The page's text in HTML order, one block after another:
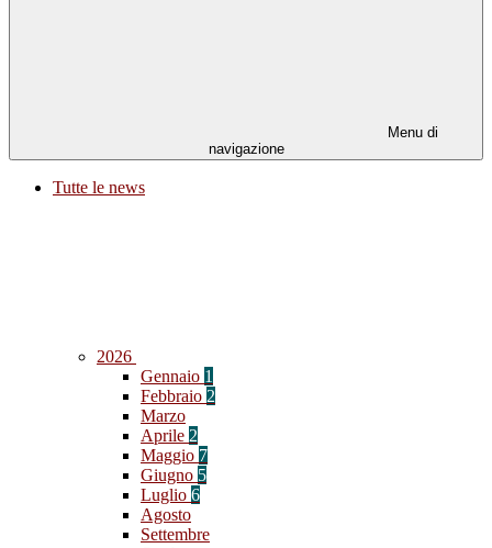
Menu di
navigazione
Tutte le news
2026
Gennaio 1
Febbraio 2
Marzo
Aprile 2
Maggio 7
Giugno 5
Luglio 6
Agosto
Settembre